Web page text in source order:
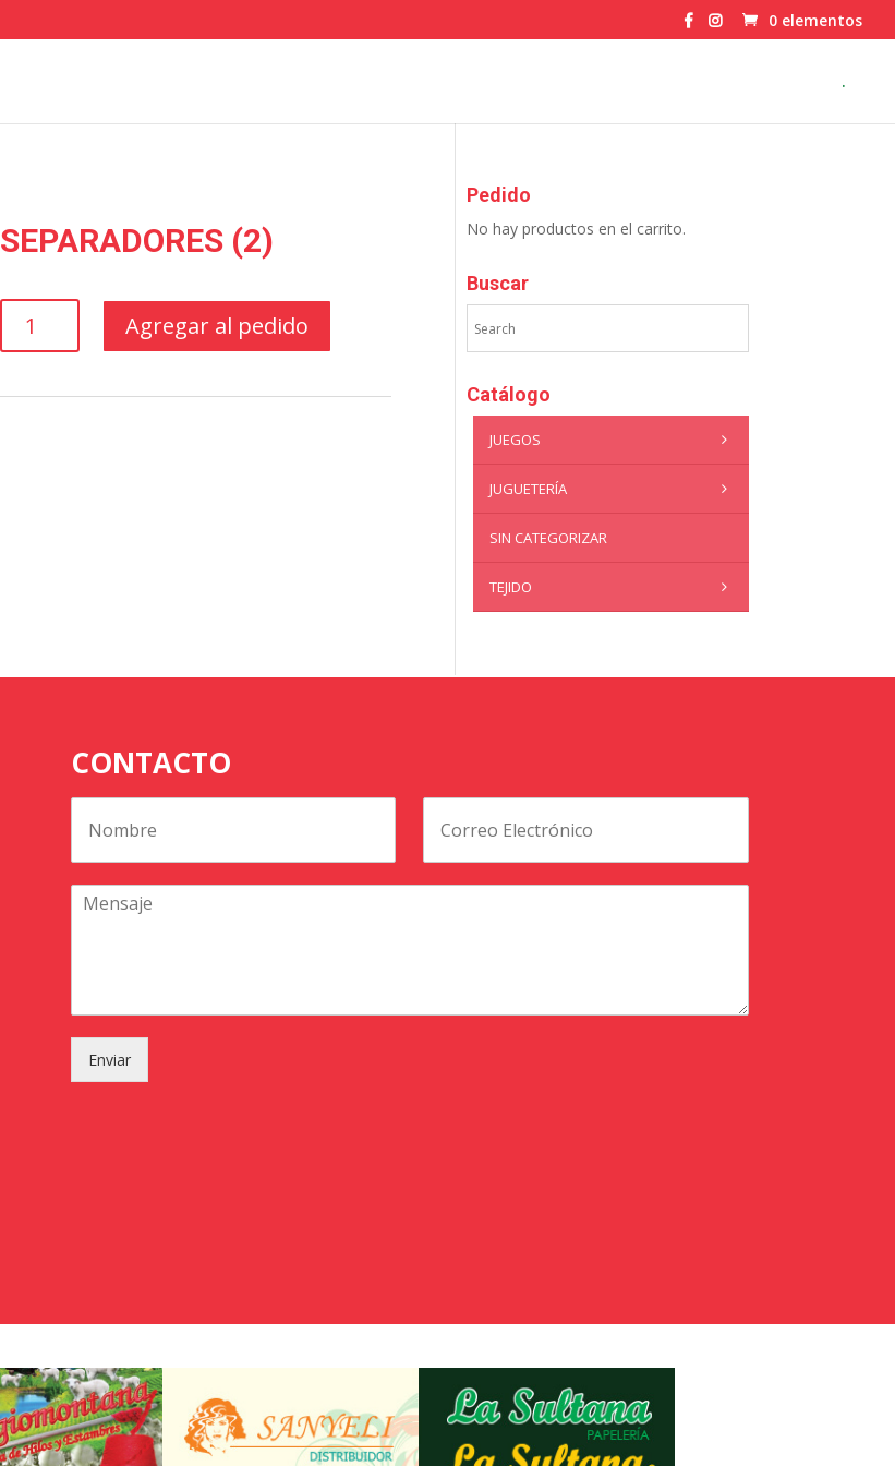
0 elementos
.
SEPARADORES (2)
Agregar al pedido
Pedido
No hay productos en el carrito.
Buscar
Catálogo
JUEGOS
JUGUETERÍA
SIN CATEGORIZAR
TEJIDO
CONTACTO
Enviar